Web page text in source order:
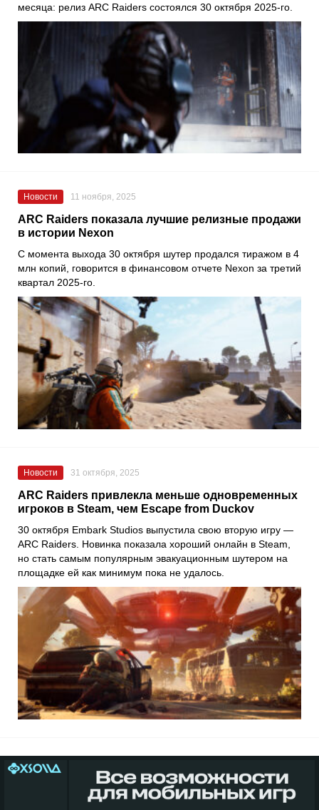
месяца: релиз ARC Raiders состоялся 30 октября 2025-го.
Новости 11 ноября, 2025
ARC Raiders показала лучшие релизные продажи
в истории Nexon
С момента выхода 30 октября шутер продался тиражом в 4
млн копий, говорится в финансовом отчете Nexon за третий
квартал 2025-го.
Новости 31 октября, 2025
ARC Raiders привлекла меньше одновременных
игроков в Steam, чем Escape from Duckov
30 октября Embark Studios выпустила свою вторую игру —
ARC Raiders. Новинка показала хороший онлайн в Steam,
но стать самым популярным эвакуационным шутером на
площадке ей как минимум пока не удалось.